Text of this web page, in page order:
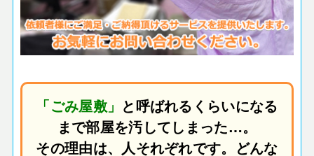
「ごみ屋敷」 と呼ばれるくらいになる
まで部屋を汚してしまった…。
その理由は、人それぞれです。どんな